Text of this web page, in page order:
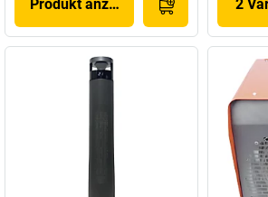
Produkt anzeigen 2